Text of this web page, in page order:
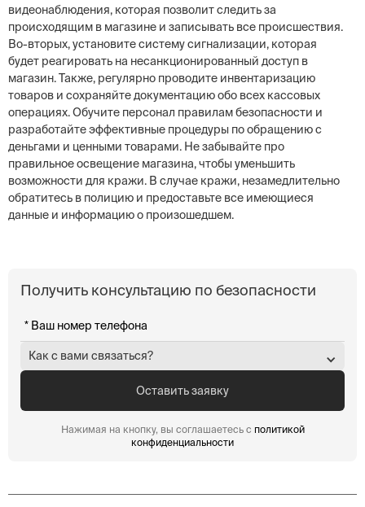
видеонаблюдения, которая позволит следить за
происходящим в магазине и записывать все происшествия.
Во-вторых, установите систему сигнализации, которая
будет реагировать на несанкционированный доступ в
магазин. Также, регулярно проводите инвентаризацию
товаров и сохраняйте документацию обо всех кассовых
операциях. Обучите персонал правилам безопасности и
разработайте эффективные процедуры по обращению с
деньгами и ценными товарами. Не забывайте про
правильное освещение магазина, чтобы уменьшить
возможности для кражи. В случае кражи, незамедлительно
обратитесь в полицию и предоставьте все имеющиеся
данные и информацию о произошедшем.
Получить консультацию по безопасности
Как с вами связаться?
Нажимая на кнопку, вы соглашаетесь с политикой
конфиденциальности